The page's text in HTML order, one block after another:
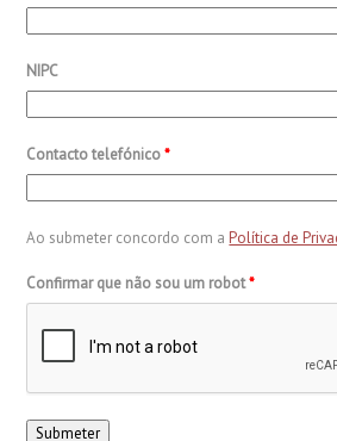
NIPC
Contacto telefónico*
Ao submeter concordo com aPolítica de
Confirmar que não sou um robot*